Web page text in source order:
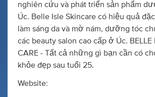
nghiên cứu và phát triển sản phẩm
Úc. Belle Isle Skincare có hiệu quả
làm sáng da và mờ nám, dưỡng tóc
các beauty salon cao cấp ở Úc. BELLE
CARE - Tất cả những gì bạn cần có
khỏe đẹp sau tuổi 25.
Website: